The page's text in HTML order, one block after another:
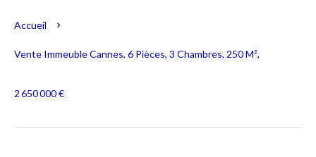
Accueil
Vente Immeuble Cannes, 6 Pièces, 3 Chambres, 250 M²,
2 650 000 €